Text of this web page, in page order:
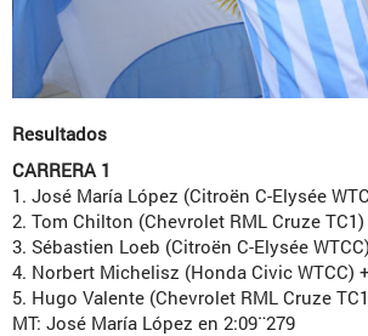
Resultados
CARRERA 1
1. José María López (Citroën C-Elysée
2. Tom Chilton (Chevrolet RML Cruze TC1)
3. Sébastien Loeb (Citroën C-Elysée
4. Norbert Michelisz (Honda Civic WTCC)
5. Hugo Valente (Chevrolet RML Cruze
MT: José María López en 2:09¨279